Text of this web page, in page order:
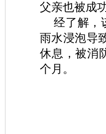
父亲也被成
经了解，
雨水浸泡导
休息，被消
个月。